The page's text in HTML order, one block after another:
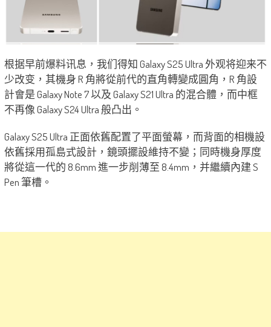
根据早前爆料讯息，我们得知 Galaxy S25 Ultra 外观将迎来不
少改变，其機身 R 角將從前代的直角轉變成圓角，R 角設
計會是 Galaxy Note 7 以及 Galaxy S21 Ultra 的混合體，而中框
不再像 Galaxy S24 Ultra 般凸出。
Galaxy S25 Ultra 正面依舊配置了平面螢幕，而背面的相機設
依舊採用孤島式設計，鏡頭擺設維持不變；同時機身厚度
將從這一代的 8.6mm 進一步削薄至 8.4mm，并繼續內建 S
Pen 筆槽。